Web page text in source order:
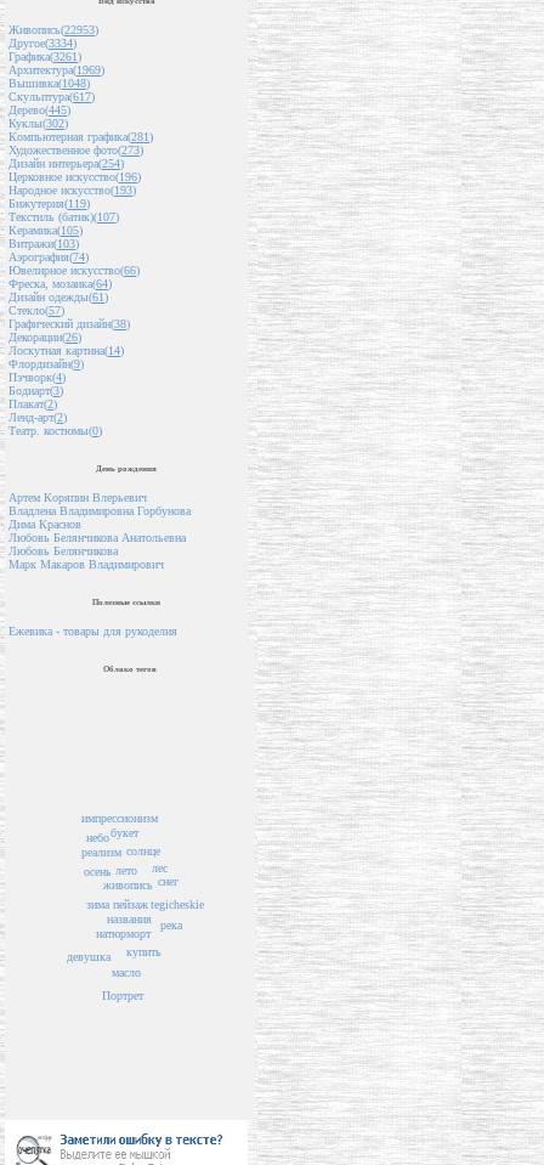
Живопись(22953)
Другое(3334)
Графика(3261)
Архитектура(1969)
Вышивка(1048)
Скульптура(617)
Дерево(445)
Куклы(302)
Компьютерная графика(281)
Художественное фото(273)
Дизайн интерьера(254)
Церковное искусство(196)
Народное искусство(193)
Бижутерия(119)
Текстиль (батик)(107)
Керамика(105)
Витражи(103)
Аэрография(74)
Ювелирное искусство(66)
Фреска, мозаика(64)
Дизайн одежды(61)
Стекло(57)
Графический дизайн(38)
Декорации(26)
Лоскутная картина(14)
Флордизайн(9)
Пэчворк(4)
Бодиарт(3)
Плакат(2)
Ленд-арт(2)
Театр. костюмы(0)
День рождения
Артем Коряпин Влерьевич
Владлена Владимировна Горбунова
Дима Краснов
Любовь Белянчикова Анатольевна
Любовь Белянчикова
Марк Макаров Владимирович
Полезные ссылки
Ежевика - товары для рукоделия
Облако тегов
пейзаж
названия
живопись
лето
натюрморт
купить
солнце
лес
зима
осень
букет
масло
река
снег
tegicheskie
реализм
небо
импрессионизм
Портрет
девушка